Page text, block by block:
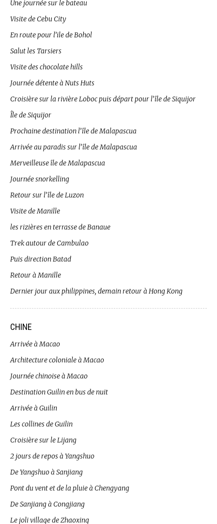
Une journée sur le bateau
Visite de Cebu City
En route pour l’ile de Bohol
Salut les Tarsiers
Visite des chocolate hills
Journée détente à Nuts Huts
Croisière sur la rivière Loboc puis départ pour l’île de Siquijor
Île de Siquijor
Prochaine destination l’île de Malapascua
Arrivée au paradis sur l’île de Malapascua
Merveilleuse île de Malapascua
Journée snorkelling
Retour sur l’île de Luzon
Visite de Manille
les rizières en terrasse de Banaue
Trek autour de Cambulao
Puis direction Batad
Retour à Manille
Dernier jour aux philippines, demain retour à Hong Kong
CHINE
Arrivée à Macao
Architecture coloniale à Macao
Journée chinoise à Macao
Destination Guilin en bus de nuit
Arrivée à Guilin
Les collines de Guilin
Croisière sur le Lijang
2 jours de repos à Yangshuo
De Yangshuo à Sanjiang
Pont du vent et de la pluie à Chengyang
De Sanjiang à Congjiang
Le joli village de Zhaoxing